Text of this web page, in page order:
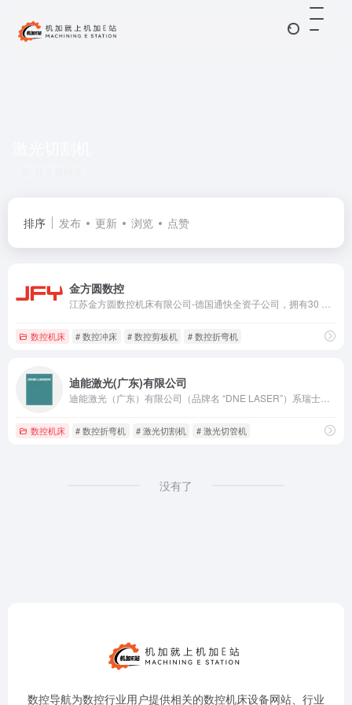
排序 发布 更新 浏览 点赞
金方圆数控
数控机床 # 数控冲床 # 数控剪板机 # 数控折弯机
迪能激光(广东)有限公司
数控机床 # 数控折弯机 # 激光切割机 # 激光切管机
没有了
数控导航为数控行业用户提供相关的数控机床设备网站、行业